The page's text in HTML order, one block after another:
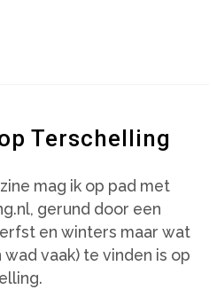
Terschelling
mag ik op pad met
gerund door een
en winters maar wat
vaak) te vinden is op